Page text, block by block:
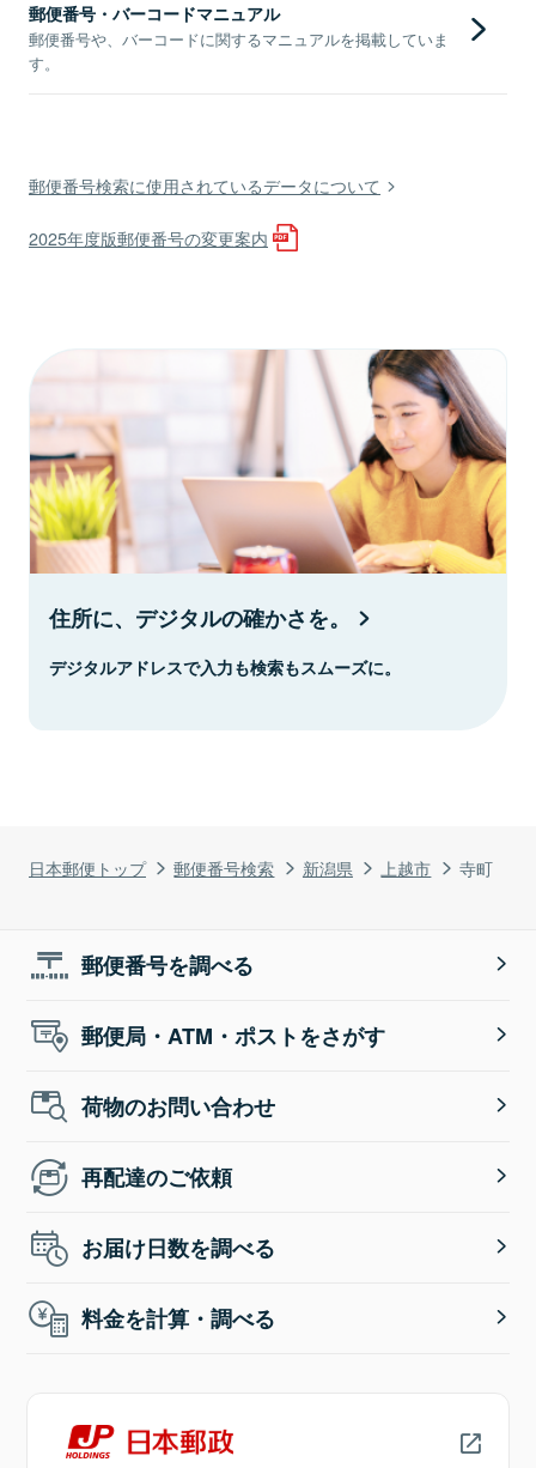
日本郵便トップ 郵便番号検索 新潟県 上越市 寺町
郵便番号・バーコードマニュアル
郵便番号や、バーコードに関するマニュアルを掲載していま
す。
郵便番号検索に使用されているデータについて
2025年度版郵便番号の変更案内
住所に、デジタルの確かさを。
デジタルアドレスで入力も検索もスムーズに。
郵便番号を調べる
郵便局・ATM・ポストをさがす
荷物のお問い合わせ
再配達のご依頼
お届け日数を調べる
料金を計算・調べる